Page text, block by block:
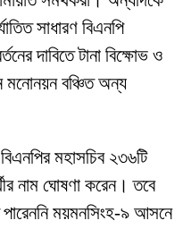
সাধারণ বিএনপি
দাবিতে টানা বিক্ষোভ ও
মনোনয়ন বঞ্চিত অন্য
মহাসচিব ২৩৬টি
নাম ঘোষণা করেন। তবে
পারেননি ময়মনসিংহ-৯ আসনে